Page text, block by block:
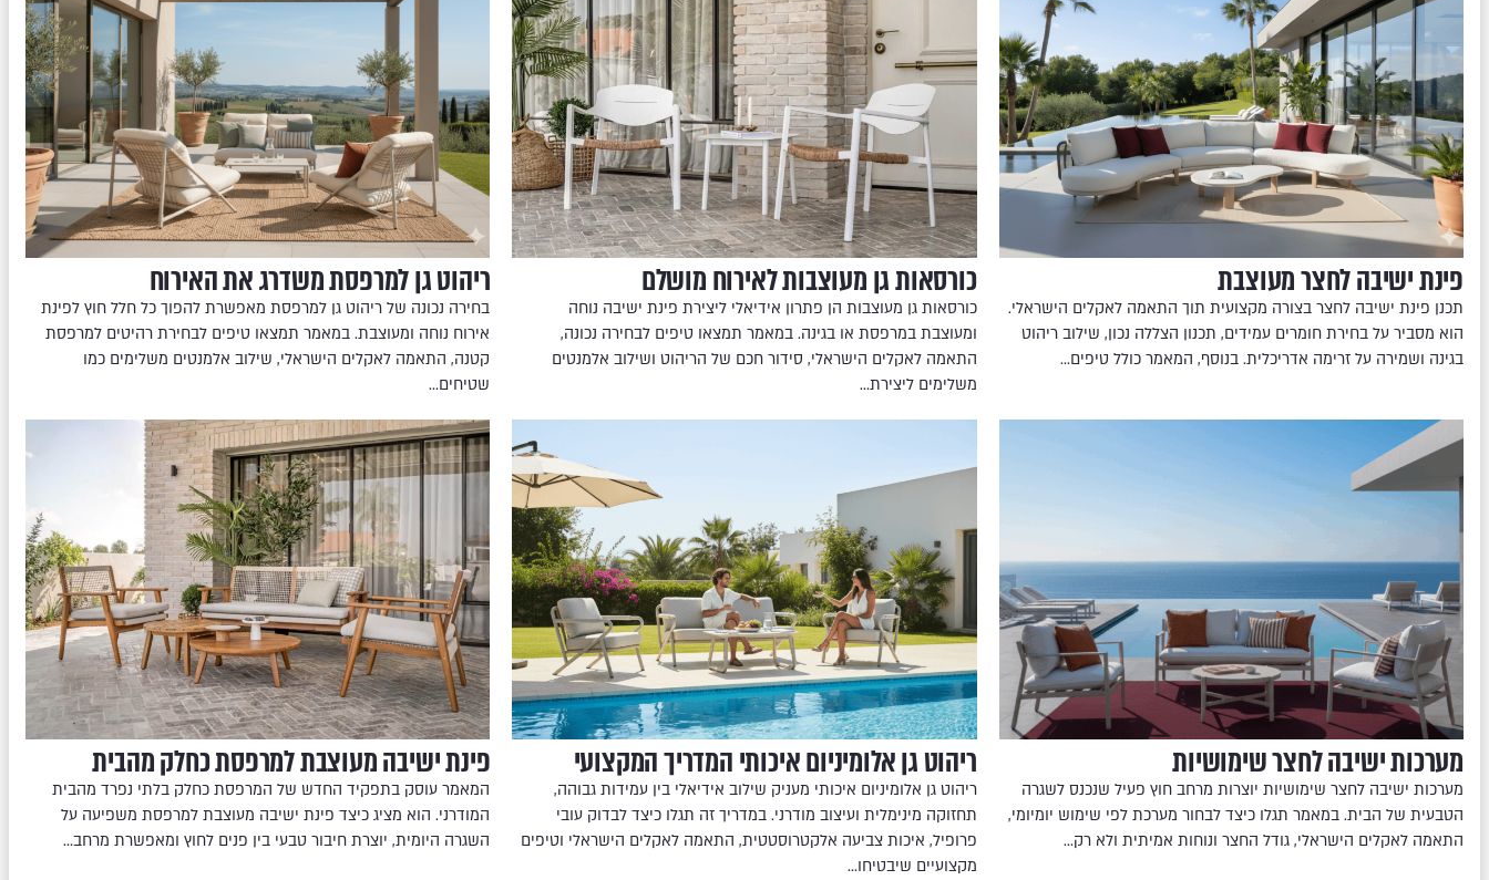
פינת ישיבה לחצר מעוצבת
תכנן פינת ישיבה לחצר בצורה מקצועית תוך התאמה לאקלים הישראלי.
הוא מסביר על בחירת חומרים עמידים, תכנון הצללה נכון, שילוב ריהוט
בגינה ושמירה על זרימה אדריכלית. בנוסף, המאמר כולל טיפים…
כורסאות גן מעוצבות לאירוח מושלם
כורסאות גן מעוצבות הן פתרון אידיאלי ליצירת פינת ישיבה נוחה
ומעוצבת במרפסת או בגינה. במאמר תמצאו טיפים לבחירה נכונה,
התאמה לאקלים הישראלי, סידור חכם של הריהוט ושילוב אלמנטים
משלימים ליצירת…
ריהוט גן למרפסת משדרג את האירוח
בחירה נכונה של ריהוט גן למרפסת מאפשרת להפוך כל חלל חוץ לפינת
אירוח נוחה ומעוצבת. במאמר תמצאו טיפים לבחירת רהיטים למרפסת
קטנה, התאמה לאקלים הישראלי, שילוב אלמנטים משלימים כמו
שטיחים…
מערכות ישיבה לחצר שימושיות
מערכות ישיבה לחצר שימושיות יוצרות מרחב חוץ פעיל שנכנס לשגרה
הטבעית של הבית. במאמר תגלו כיצד לבחור מערכת לפי שימוש יומיומי,
התאמה לאקלים הישראלי, גודל החצר ונוחות אמיתית ולא רק…
ריהוט גן אלומיניום איכותי המדריך המקצועי
ריהוט גן אלומיניום איכותי מעניק שילוב אידיאלי בין עמידות גבוהה,
תחזוקה מינימלית ועיצוב מודרני. במדריך זה תגלו כיצד לבדוק עובי
פרופיל, איכות צביעה אלקטרוסטטית, התאמה לאקלים הישראלי וטיפים
מקצועיים שיבטיחו…
פינת ישיבה מעוצבת למרפסת כחלק מהבית
המאמר עוסק בתפקיד החדש של המרפסת כחלק בלתי נפרד מהבית
המודרני. הוא מציג כיצד פינת ישיבה מעוצבת למרפסת משפיעה על
השגרה היומית, יוצרת חיבור טבעי בין פנים לחוץ ומאפשרת מרחב…